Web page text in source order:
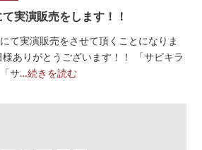
実演販売をします！！
て実演販売をさせて頂くことになりま
ありがとうございます！！ 「サビキラ
サ…続きを読む